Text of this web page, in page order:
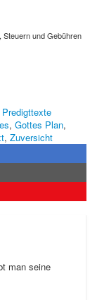
Steuern und Gebühren
Predigttexte
, Gottes Plan,
, Zuversicht
man seine